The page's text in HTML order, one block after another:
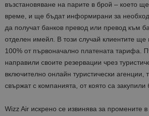
възстановяване на парите в брой – което
време, и ще бъдат информирани за
да получат банков превод или превод към
отделен имейл. В този случай клиентите
100% от първоначално платената тарифа.
направили своите резервации чрез
включително онлайн туристически агенции,
свържат с компанията, от която са закупили
Wizz Air искрено се извинява за промените в